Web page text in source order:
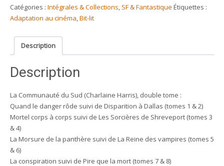
communauté
du
(True
blood)
Charlaine
Catégories : Intégrales & Collections, SF & Fantastique Étiquettes :
Adaptation au cinéma,Bit-lit
Description
Description
La Communauté du Sud (Charlaine Harris), double tome :
Quand le danger rôde suivi de Disparition à Dallas (tomes 1 & 2)
Mortel corps à corps suivi de Les Sorcières de Shreveport (tomes 3
& 4)
La Morsure de la panthère suivi de La Reine des vampires (tomes 5
& 6)
La conspiration suivi de Pire que la mort (tomes 7 & 8)